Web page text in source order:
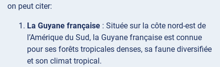
on peut citer:
La Guyane française : Située sur la côte nord-est de
l’Amérique du Sud, la Guyane française est connue
pour ses forêts tropicales denses, sa faune diversifiée
et son climat tropical.